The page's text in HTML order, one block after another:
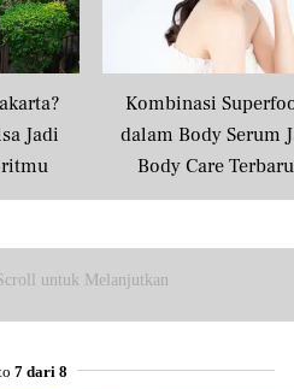
Jadi
Kombinasi
dalam Body Serum
Body Care
Masyarakat
untuk Melanjutkan
7 dari 8